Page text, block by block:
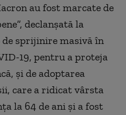
au fost marcate de
declanșată la
sprijinire masivă în
19, pentru a proteja
și de adoptarea
care a ridicat vârsta
la 64 de ani și a fost